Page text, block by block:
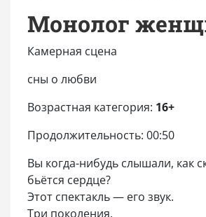
Монолог
Камерная сцена
сны о любви
Возрастная категория: 16+
Продолжительность: 00:50
Вы когда-нибудь слышали, как
бьётся сердце?
Этот спектакль — его звук.
Три поколения.